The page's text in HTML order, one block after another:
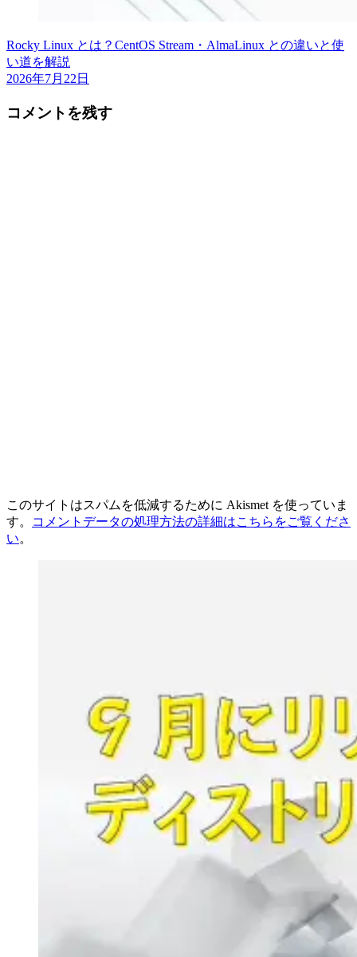
Rocky Linux とは？CentOS Stream・AlmaLinux との違いと使
い道を解説
2026年7月22日
コメントを残す
このサイトはスパムを低減するために Akismet を使っていま
す。
コメントデータの処理方法の詳細はこちらをご覧くださ
い。